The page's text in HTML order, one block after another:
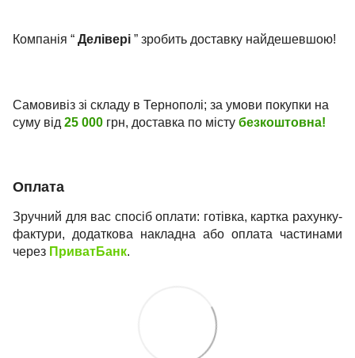
Компанія “ Делівері ” зробить доставку найдешевшою!
Самовивіз зі складу в Тернополі; за умови покупки на
суму від 25 000 грн, доставка по місту безкоштовна!
Оплата
Зручний для вас спосіб оплати: готівка, картка рахунку-
фактури, додаткова накладна або оплата частинами
через ПриватБанк.